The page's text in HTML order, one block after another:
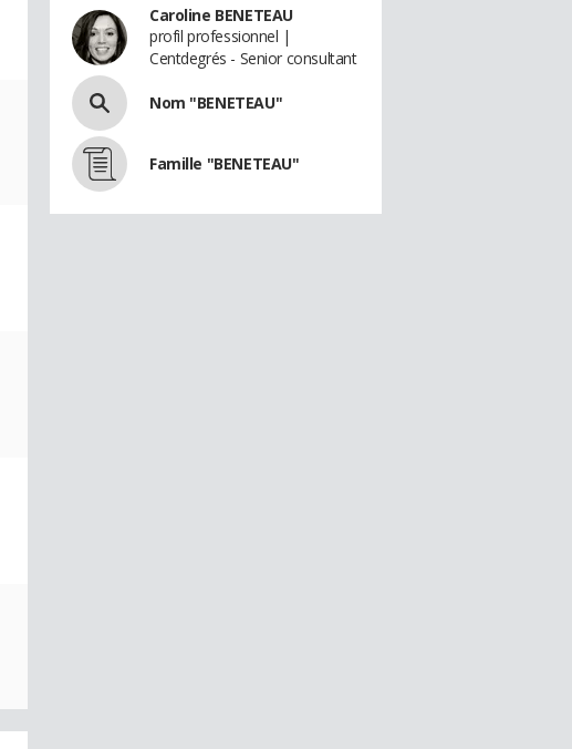
Caroline BENETEAU
profil professionnel |
Centdegrés - Senior consultant
Nom "BENETEAU"
Famille "BENETEAU"